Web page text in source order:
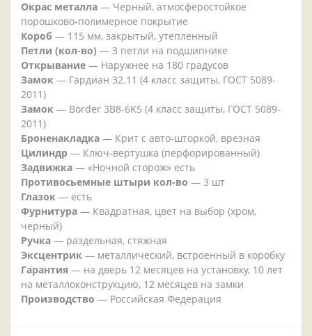
Окрас металла — Черный, атмосферостойкое
порошково-полимерное покрытие
Короб — 115 мм, закрытый, утепленный
Петли (кол-во) — 3 петли на подшипнике
Открывание — Наружнее на 180 градусов
Замок — Гардиан 32.11 (4 класс защиты, ГОСТ 5089-
2011)
Замок — Border 3B8-6K5 (4 класс защиты, ГОСТ 5089-
2011)
Броненакладка — Крит с авто-шторкой, врезная
Цилиндр — Ключ-вертушка (перфорированный)
Задвижка — «Ночной сторож» есть
Противосьемные штыри кол-во — 3 шт
Глазок — есть
Фурнитура — Квадратная, цвет на выбор (хром,
черный)
Ручка — раздельная, стяжная
Эксцентрик — металлический, встроенный в коробку
Гарантия — на дверь 12 месяцев на установку, 10 лет
на металлоконструкцию, 12 месяцев на замки
Производство — Российская Федерация